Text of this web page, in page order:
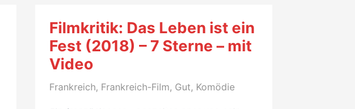
Ente
gut,
alles
(2011)
Filmkritik: Das Leben ist ein
Fest (2018) – 7 Sterne – mit
Video
Frankreich, Frankreich-Film, Gut, Komödie